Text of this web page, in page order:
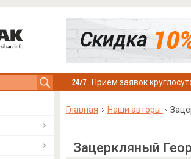
Прием заявок
Главная Наши авторы
Зацеркляный